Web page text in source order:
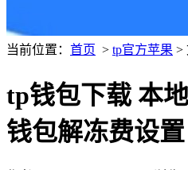
当前位置： 首页 > tp官方苹果 >
tp钱包下载 本
钱包解冻费设置